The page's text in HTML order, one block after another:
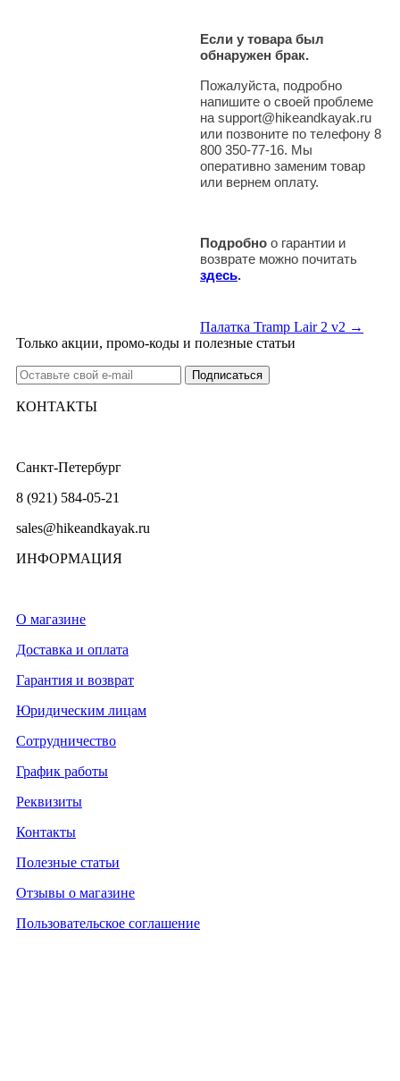
Если у товара был
обнаружен брак.
Пожалуйста, подробно
напишите о своей проблеме
на support@hikeandkayak.ru
или позвоните по телефону 8
800 350-77-16. Мы
оперативно заменим товар
или вернем оплату.
Подробно о гарантии и
возврате можно почитать
здесь.
Палатка Tramp Lair 2 v2 →
Только акции, промо-коды и полезные статьи
КОНТАКТЫ
Санкт-Петербург
8 (921) 584-05-21
sales@hikeandkayak.ru
ИНФОРМАЦИЯ
О магазине
Доставка и оплата
Гарантия и возврат
Юридическим лицам
Сотрудничество
График работы
Реквизиты
Контакты
Полезные статьи
Отзывы о магазине
Пользовательское соглашение